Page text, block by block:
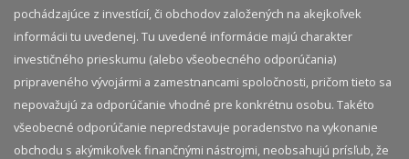
pochádzajúce z investícií, či obchodov založených na akejkoľvek
informácii tu uvedenej. Tu uvedené informácie majú charakter
investičného prieskumu (alebo všeobecného odporúčania)
pripraveného vývojármi a zamestnancami spoločnosti, pričom tieto sa
nepovažujú za odporúčanie vhodné pre konkrétnu osobu. Takéto
všeobecné odporúčanie nepredstavuje poradenstvo na vykonanie
obchodu s akýmikoľvek finančnými nástrojmi, neobsahujú prísľub, že